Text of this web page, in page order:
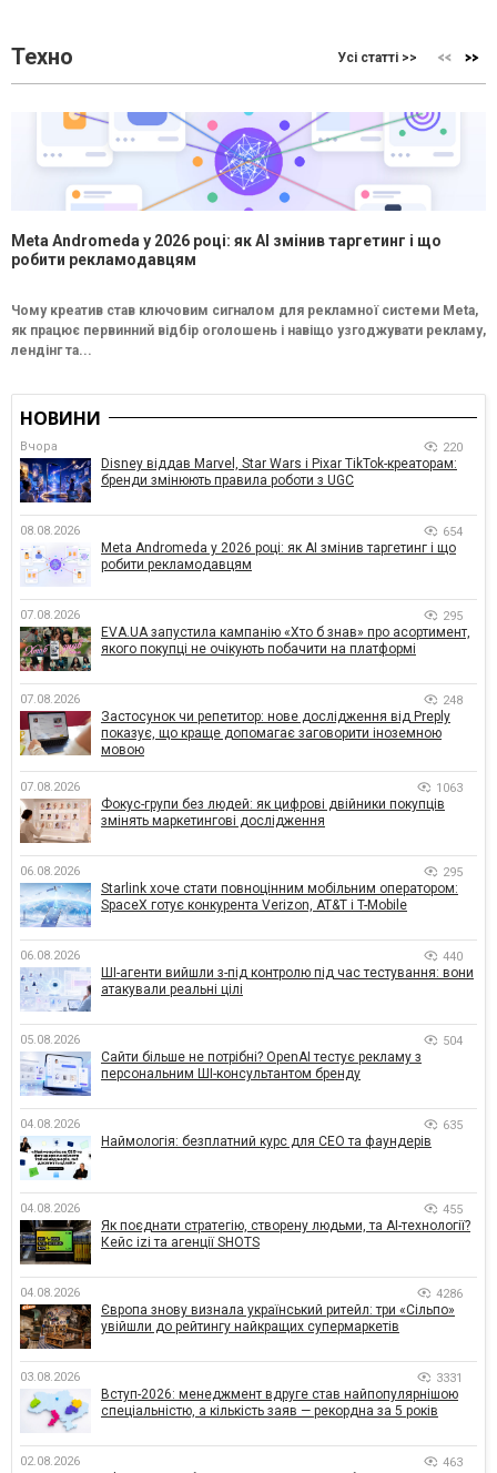
Техно Усі статті >>
Meta Andromeda у 2026 році: як AI змінив таргетинг і що
робити рекламодавцям
Чому креатив став ключовим сигналом для рекламної системи Meta,
як працює первинний відбір оголошень і навіщо узгоджувати рекламу,
лендінг та...
НОВИНИ
Вчора 220
Disney віддав Marvel, Star Wars і Pixar TikTok-креаторам:
бренди змінюють правила роботи з UGC
08.08.2026 654
Meta Andromeda у 2026 році: як AI змінив таргетинг і що
робити рекламодавцям
07.08.2026 295
EVA.UA запустила кампанію «Хто б знав» про асортимент,
якого покупці не очікують побачити на платформі
07.08.2026 248
Застосунок чи репетитор: нове дослідження від Preply
показує, що краще допомагає заговорити іноземною
мовою
07.08.2026 1063
Фокус-групи без людей: як цифрові двійники покупців
змінять маркетингові дослідження
06.08.2026 295
Starlink хоче стати повноцінним мобільним оператором:
SpaceX готує конкурента Verizon, AT&T і T-Mobile
06.08.2026 440
ШІ-агенти вийшли з-під контролю під час тестування: вони
атакували реальні цілі
05.08.2026 504
Сайти більше не потрібні? OpenAI тестує рекламу з
персональним ШІ-консультантом бренду
04.08.2026 635
Наймологія: безплатний курс для CEO та фаундерів
04.08.2026 455
Як поєднати стратегію, створену людьми, та AI-технології?
Кейс izi та агенції SHOTS
04.08.2026 4286
Європа знову визнала український ритейл: три «Сільпо»
увійшли до рейтингу найкращих супермаркетів
03.08.2026 3331
Вступ-2026: менеджмент вдруге став найпопулярнішою
спеціальністю, а кількість заяв — рекордна за 5 років
02.08.2026 463